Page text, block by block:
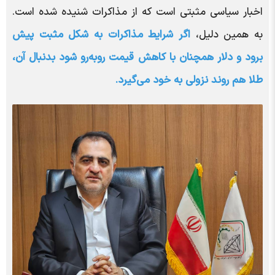
اخبار سیاسی مثبتی است که از مذاکرات شنیده شده است.
به همین دلیل، اگر شرایط مذاکرات به شکل مثبت پیش
برود و دلار همچنان با کاهش قیمت روبه‌رو شود بدنبال آن،
طلا هم روند نزولی به خود می‌گیرد.